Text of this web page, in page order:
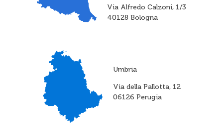
Via Alfredo Calzoni, 1/3
40128 Bologna
Umbria
Via della Pallotta, 12
06126 Perugia